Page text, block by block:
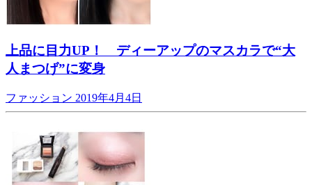
上品に目力UP！ ディーアップのマスカラで“大
人まつげ”に変身
ファッション 2019年4月4日